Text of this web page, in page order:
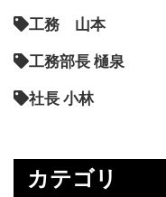
工務 山本
工務部長 樋泉
社長 小林
カテゴリ